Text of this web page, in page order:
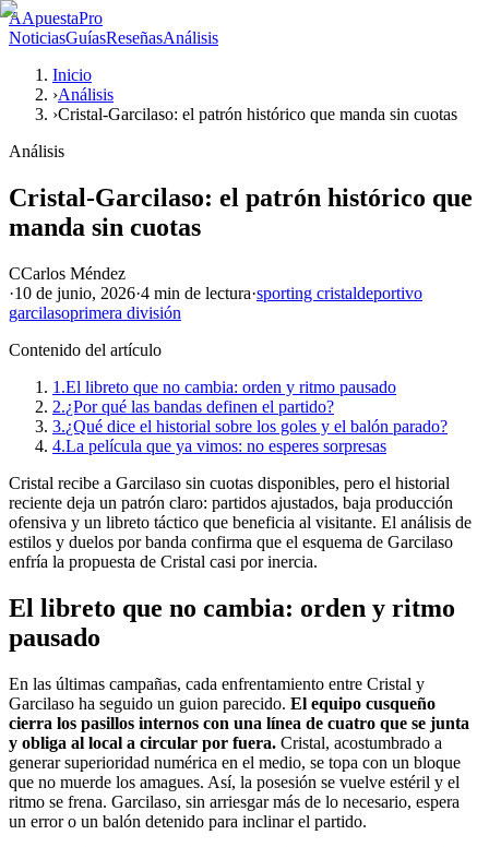
AApuestaPro
NoticiasGuíasReseñasAnálisis
Inicio
›Análisis
›Cristal-Garcilaso: el patrón histórico que manda sin cuotas
Análisis
Cristal-Garcilaso: el patrón histórico que
manda sin cuotas
CCarlos Méndez
·10 de junio, 2026·4 min de lectura·sporting cristaldeportivo
garcilasoprimera división
Contenido del artículo
1.El libreto que no cambia: orden y ritmo pausado
2.¿Por qué las bandas definen el partido?
3.¿Qué dice el historial sobre los goles y el balón parado?
4.La película que ya vimos: no esperes sorpresas
Cristal recibe a Garcilaso sin cuotas disponibles, pero el historial
reciente deja un patrón claro: partidos ajustados, baja producción
ofensiva y un libreto táctico que beneficia al visitante. El análisis de
estilos y duelos por banda confirma que el esquema de Garcilaso
enfría la propuesta de Cristal casi por inercia.
El libreto que no cambia: orden y ritmo
pausado
En las últimas campañas, cada enfrentamiento entre Cristal y
Garcilaso ha seguido un guion parecido. El equipo cusqueño
cierra los pasillos internos con una línea de cuatro que se junta
y obliga al local a circular por fuera. Cristal, acostumbrado a
generar superioridad numérica en el medio, se topa con un bloque
que no muerde los amagues. Así, la posesión se vuelve estéril y el
ritmo se frena. Garcilaso, sin arriesgar más de lo necesario, espera
un error o un balón detenido para inclinar el partido.